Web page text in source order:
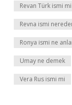
Revan Türk ismi mi
Revna ismi
Ronya ismi ne
Umay ne demek
Vera Rus ismi mi